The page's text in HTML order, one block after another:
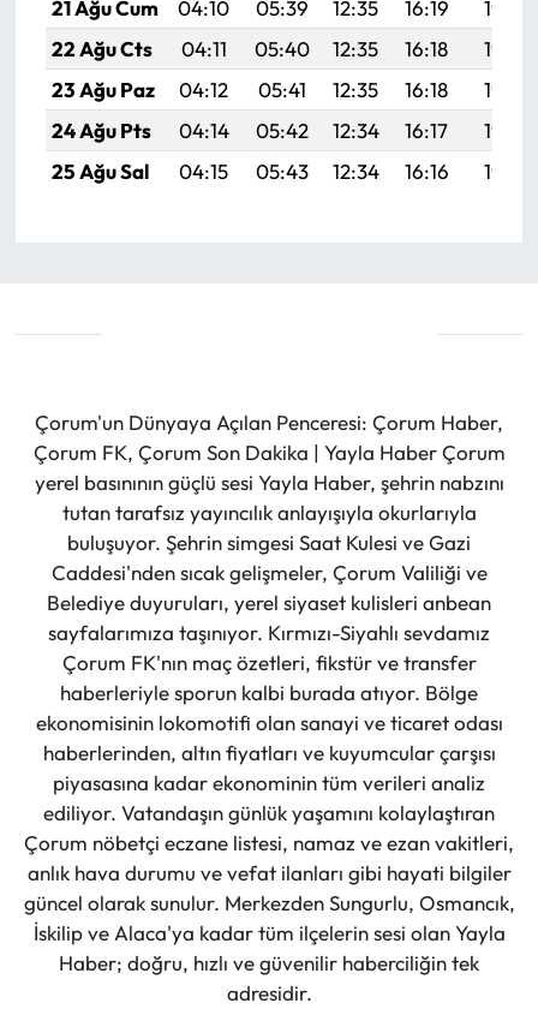
21 Ağu Cum
04:10 05:39 12:35 16:19
19:21
22 Ağu Cts
04:11 05:40 12:35 16:18
19:19
23 Ağu Paz
04:12 05:41 12:35 16:18
19:18
24 Ağu Pts
04:14 05:42 12:34 16:17
19:17
25 Ağu Sal
04:15 05:43 12:34 16:16 19:15
Çorum'un Dünyaya Açılan Penceresi: Çorum Haber,
Çorum FK, Çorum Son Dakika | Yayla Haber Çorum
yerel basınının güçlü sesi Yayla Haber, şehrin nabzını
tutan tarafsız yayıncılık anlayışıyla okurlarıyla
buluşuyor. Şehrin simgesi Saat Kulesi ve Gazi
Caddesi'nden sıcak gelişmeler, Çorum Valiliği ve
Belediye duyuruları, yerel siyaset kulisleri anbean
sayfalarımıza taşınıyor. Kırmızı-Siyahlı sevdamız
Çorum FK'nın maç özetleri, fikstür ve transfer
haberleriyle sporun kalbi burada atıyor. Bölge
ekonomisinin lokomotifi olan sanayi ve ticaret odası
haberlerinden, altın fiyatları ve kuyumcular çarşısı
piyasasına kadar ekonominin tüm verileri analiz
ediliyor. Vatandaşın günlük yaşamını kolaylaştıran
Çorum nöbetçi eczane listesi, namaz ve ezan vakitleri,
anlık hava durumu ve vefat ilanları gibi hayati bilgiler
güncel olarak sunulur. Merkezden Sungurlu, Osmancık,
İskilip ve Alaca'ya kadar tüm ilçelerin sesi olan Yayla
Haber; doğru, hızlı ve güvenilir haberciliğin tek
adresidir.